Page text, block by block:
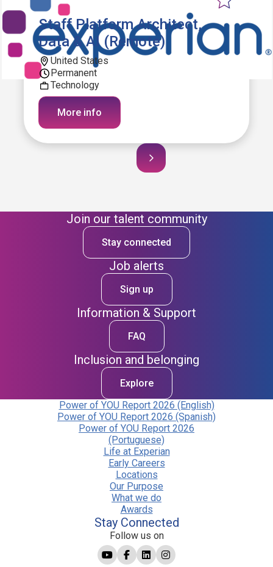
Staff Platform Architect,
Data & AI (Remote)
United States
Permanent
Technology
More info
Join our talent community
Stay connected
Job alerts
Sign up
Information & Support
FAQ
Inclusion and belonging
Explore
Power of YOU Report 2026 (English)
Power of YOU Report 2026 (Spanish)
Power of YOU Report 2026
(Portuguese)
Life at Experian
Early Careers
Locations
Our Purpose
What we do
Awards
Stay Connected
Follow us on